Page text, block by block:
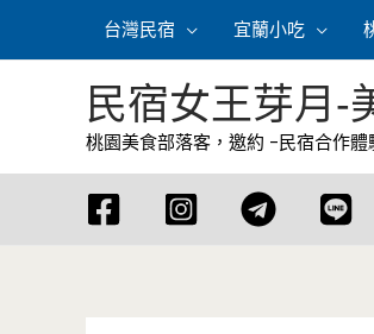
容
台灣民宿 宜蘭小吃
民宿女王芽月-
桃園美食部落客，邀約 -民宿合作體